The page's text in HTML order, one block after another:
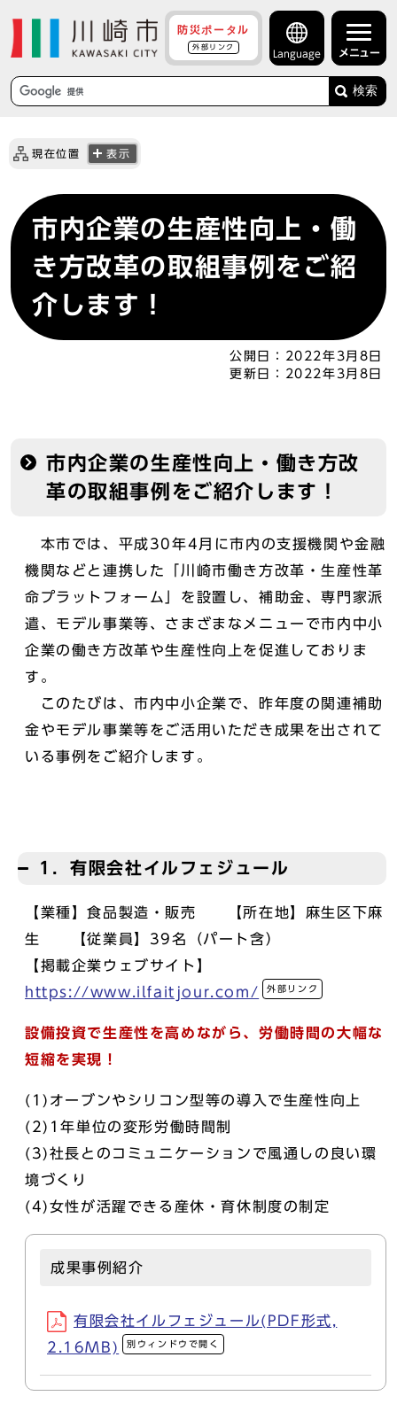
防災ポータル
外部リンク
Language メニュー
検索
現在位置 表示
市内企業の生産性向上・働
き方改革の取組事例をご紹
介します！
公開日：
2022年3月8日
更新日：
2022年3月8日
市内企業の生産性向上・働き方改
革の取組事例をご紹介します！
本市では、平成30年4月に市内の支援機関や金融
機関などと連携した「川崎市働き方改革・生産性革
命プラットフォーム」を設置し、補助金、専門家派
遣、モデル事業等、さまざまなメニューで市内中小
企業の働き方改革や生産性向上を促進しておりま
す。
このたびは、市内中小企業で、昨年度の関連補助
金やモデル事業等をご活用いただき成果を出されて
いる事例をご紹介します。
1．有限会社イルフェジュール
【業種】食品製造・販売 【所在地】麻生区下麻
生 【従業員】39名（パート含）
【掲載企業ウェブサイト】
https://www.ilfaitjour.com/
外部リンク
設備投資で生産性を高めながら、労働時間の大幅な
短縮を実現！
(1)オーブンやシリコン型等の導入で生産性向上
(2)1年単位の変形労働時間制
(3)社長とのコミュニケーションで風通しの良い環
境づくり
(4)女性が活躍できる産休・育休制度の制定
成果事例紹介
有限会社イルフェジュール(PDF形式,
2.16MB)
別ウィンドウで開く